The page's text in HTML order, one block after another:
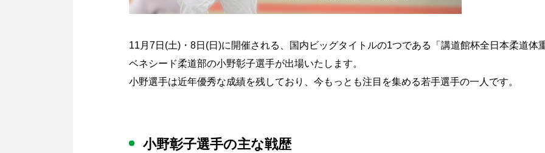
11月7日(土)・8日(日)に開催される、国内ビッグタイトルの1つである「講道館杯全日本柔道体
ベネシード柔道部の小野彰子選手が出場いたします。
小野選手は近年優秀な成績を残しており、今もっとも注目を集める若手選手の一人です。
小野彰子選手の主な戦歴